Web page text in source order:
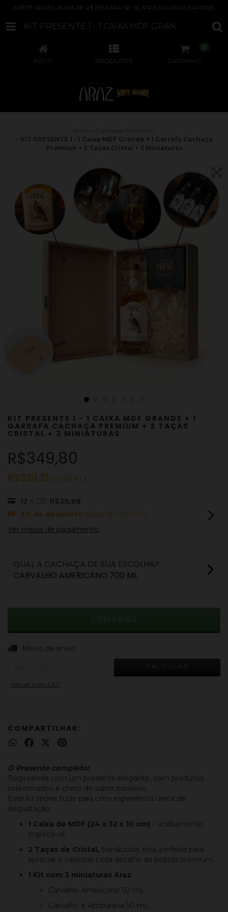
FRETE GRÁTIS ACIMA DE R$ 250 PARA SP, SC, PR E ALGUMAS CAPITAIS
KIT PRESENTE 1 - 1 CAIXA MDF GRANDE + 1 GARRAFA CACHAÇA PREMIUM + 2 TAÇAS CRISTAL + 3 MINIATURAS
INÍCIO PRODUTOS CARRINHO
0
Cachaças Premium
KIT PRESENTE 1 - 1 Caixa MDF Grande + 1 Garrafa Cachaça
Premium + 2 Taças Cristal + 3 Miniaturas
KIT PRESENTE 1 - 1 CAIXA MDF GRANDE + 1
GARRAFA CACHAÇA PREMIUM + 2 TAÇAS
CRISTAL + 3 MINIATURAS
R$349,80
R$339,31 COM PIX
12 X DE R$35,98
3% de desconto pagando com Pix
Ver meios de pagamento
QUAL A CACHAÇA DE SUA ESCOLHA?:
CARVALHO AMERICANO 700 ML
Entregas para o CEP:
Meios de envio
CALCULAR
Não sei meu CEP
COMPARTILHAR:
O Presente completo!
Surpreenda com um presente elegante, com produtos
selecionados e cheio de sabor brasileiro.
Este kit reúne tudo para uma experiência única de
degustação:
1 Caixa de MDF (24 x 32 x 10 cm) – acabamento
impecável.
2 Taças de Cristal, translúcida, fina, perfeita para
apreciar e valorizar cada detalhe da bebida premium.
1 Kit com 3 miniaturas Araz
Carvalho Americano 50 mL
Carvalho e Amburana 50 mL